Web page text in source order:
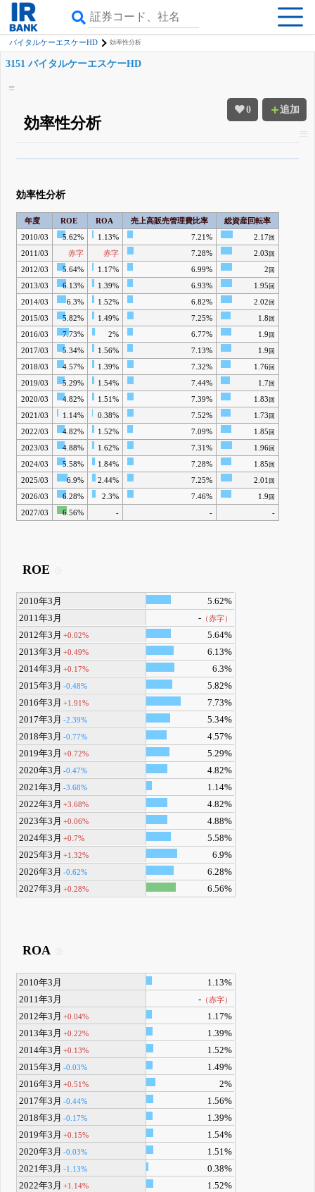
バイタルケーエスケーHD 効率性分析
0 追加
3151 バイタルケーエスケーHD
効率性分析
登録すると永久30%OFFと米株版の先行利用も付きます
効率性分析
年度 ROE ROA 売上高販売管理費比率
総資産回転率
2010/03
5.62% 1.13% 7.21% 2.17回
2011/03 赤字 赤字 7.28% 2.03 回
2012/03 5.64% 1.17% 6.99% 2 回
2013/03 6.13% 1.39% 6.93% 1.95 回
2014/03 6.3% 1.52% 6.82% 2.02 回
2015/03 5.82% 1.49% 7.25% 1.8 回
2016/03 7.73% 2% 6.77% 1.9 回
2017/03 5.34% 1.56% 7.13% 1.9 回
2018/03 4.57% 1.39% 7.32% 1.76回
2019/03 5.29% 1.54% 7.44% 1.7回
2020/03 4.82% 1.51% 7.39% 1.83 回
2021/03 1.14% 0.38% 7.52% 1.73 回
2022/03 4.82% 1.52% 7.09% 1.85 回
2023/03 4.88% 1.62% 7.31% 1.96回
2024/03 5.58% 1.84% 7.28% 1.85 回
2025/03 6.9% 2.44% 7.25% 2.01 回
2026/03 6.28% 2.3% 7.46% 1.9 回
2027/03 6.56% - - -
ROE
2010年3月
5.62%
2011年3月
- （赤字）
2012年3月 +0.02%
5.64%
2013年3月 +0.49%
6.13%
2014年3月 +0.17%
6.3%
2015年3月 -0.48%
5.82%
2016年3月 +1.91%
7.73%
2017年3月 -2.39%
5.34%
2018年3月 -0.77%
4.57%
2019年3月 +0.72%
5.29%
2020年3月 -0.47%
4.82%
2021年3月 -3.68%
1.14%
2022年3月 +3.68%
4.82%
2023年3月 +0.06%
4.88%
2024年3月 +0.7%
5.58%
2025年3月 +1.32%
6.9%
2026年3月 -0.62%
6.28%
2027年3月 +0.28% 6.56%
ROA
2010年3月
1.13%
2011年3月
- （赤字）
2012年3月 +0.04%
1.17%
2013年3月 +0.22%
1.39%
2014年3月 +0.13%
1.52%
2015年3月 -0.03%
1.49%
2016年3月 +0.51%
2%
2017年3月 -0.44%
1.56%
2018年3月 -0.17%
1.39%
2019年3月 +0.15%
1.54%
2020年3月 -0.03%
1.51%
2021年3月 -1.13%
0.38%
2022年3月 +1.14%
1.52%